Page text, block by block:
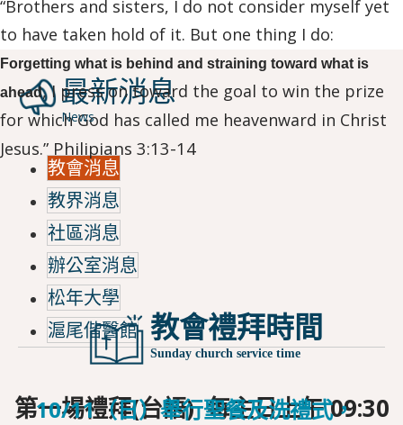
“Brothers and sisters, I do not consider myself yet
to have taken hold of it. But one thing I do:
Forgetting what is behind and straining toward what is
ahead, I press on toward the goal to win the prize
for which God has called me heavenward in Christ
Jesus.” Philipians 3:13-14
教會禮拜時間
Sunday church service time
第一場禮拜(台語) 每主日上午 09:30
最新消息
News
教會消息
教界消息
社區消息
辦公室消息
松年大學
滬尾偕醫館
10/11（日）舉行聖餐及洗禮式，